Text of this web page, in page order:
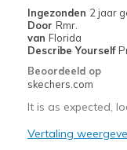
Ingezonden 2 jaar
Door Rmr.
van Florida
Describe Yourself
Beoordeeld op
skechers.com
It is as expected,
Vertaling